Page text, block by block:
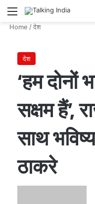
Menu
Home /देश
देश
‘हम दोनों
सक्षम हैं’,
साथ
ठाकरे